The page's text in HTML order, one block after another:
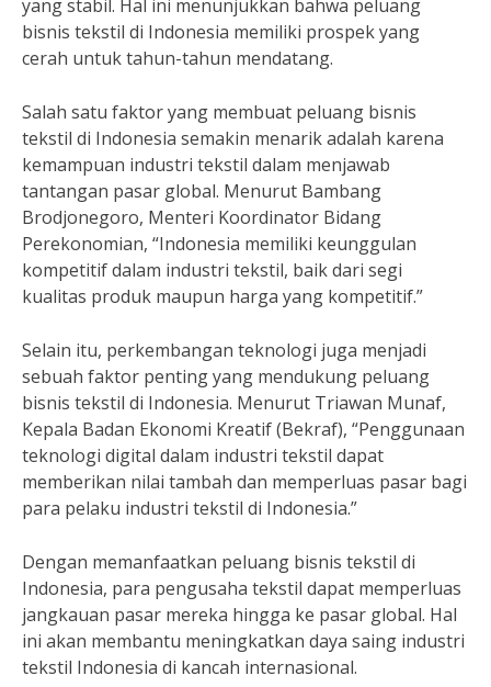
yang stabil. Hal ini menunjukkan bahwa peluang
bisnis tekstil di Indonesia memiliki prospek yang
cerah untuk tahun-tahun mendatang.
Salah satu faktor yang membuat peluang bisnis
tekstil di Indonesia semakin menarik adalah karena
kemampuan industri tekstil dalam menjawab
tantangan pasar global. Menurut Bambang
Brodjonegoro, Menteri Koordinator Bidang
Perekonomian, “Indonesia memiliki keunggulan
kompetitif dalam industri tekstil, baik dari segi
kualitas produk maupun harga yang kompetitif.”
Selain itu, perkembangan teknologi juga menjadi
sebuah faktor penting yang mendukung peluang
bisnis tekstil di Indonesia. Menurut Triawan Munaf,
Kepala Badan Ekonomi Kreatif (Bekraf), “Penggunaan
teknologi digital dalam industri tekstil dapat
memberikan nilai tambah dan memperluas pasar bagi
para pelaku industri tekstil di Indonesia.”
Dengan memanfaatkan peluang bisnis tekstil di
Indonesia, para pengusaha tekstil dapat memperluas
jangkauan pasar mereka hingga ke pasar global. Hal
ini akan membantu meningkatkan daya saing industri
tekstil Indonesia di kancah internasional.